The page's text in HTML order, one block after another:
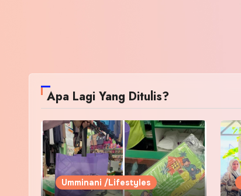
Apa Lagi Yang Ditulis?
Umminani /Lifestyles